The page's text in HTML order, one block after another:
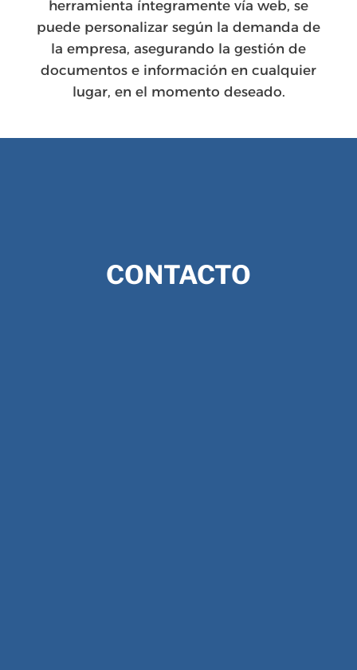
herramienta íntegramente vía web, se
puede personalizar según la demanda de
la empresa, asegurando la gestión de
documentos e información en cualquier
lugar, en el momento deseado.
CONTACTO